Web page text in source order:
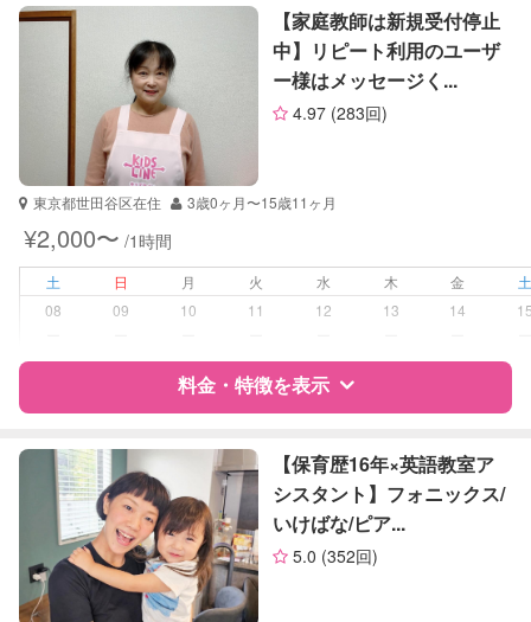
特徴 料金 レビュー
サポートの特徴
学校/塾の補習・宿題
小学生
国語
算数
社会
英語
小論文
生物
英会話
英検
【家庭教師は新規受付停止
中】リピート利用のユーザ
ー様はメッセージく...
4.97 (283回)
東京都世田谷区在住 3歳0ヶ月〜15歳11ヶ月
¥2,000〜 /1時間
土 日 月 火 水 木 金
08
09 10 11 12 13 14
料金・特徴を表示
特徴 料金 レビュー
サポートの特徴
資格 なし
【保育歴16年×英語教室ア
シスタント】フォニックス/
いけばな/ピア...
5.0 (352回)